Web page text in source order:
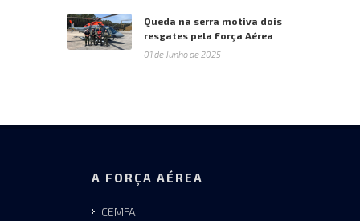
Queda na serra motiva dois
resgates pela Força Aérea
01 de Junho de 2025
A FORÇA AÉREA
CEMFA